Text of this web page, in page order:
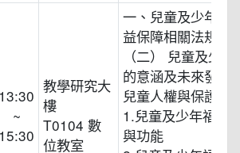
13:30
~
15:30
教學研究大
樓
T0104 數
位教室
一、兒童及少年福
益保障相關法規導
（二） 兒童及少
的意涵及未來發展
兒童人權與保護
1.兒童及少年福利
與功能